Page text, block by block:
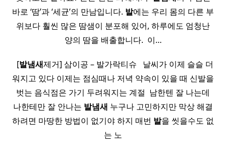
바로 ‘땀’과 ‘세균’의 만남입니다. 발에는 우리 몸의 다른 부
위보다 훨씬 많은 땀샘이 분포해 있어, 하루에도 엄청난
양의 땀을 배출합니다. ​ 이…
​ ​ [발냄새제거] 삼이공 – 발가락티슈 ​ ​ 날씨가 이제 슬슬 더
워지고 있다 이제는 점심때나 저녁 약속이 있을 때 신발을
벗는 음식점은 가기 두려워지는 계절 ​ 남한텐 잘 나는데
나한테만 잘 안나는 발냄새 누구나 고민하지만 막상 해결
하려면 마땅한 방법이 없기야 하지 매번 발을 씻을수도 없
는 노